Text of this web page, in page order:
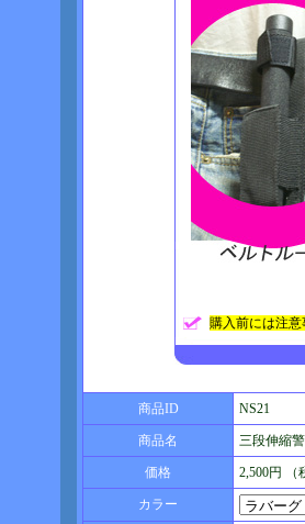
購入前には注
商品ID NS21
商品名 三段伸縮
価格 2,500円 （
カラー